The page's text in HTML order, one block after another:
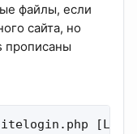
файлы, если
сайта, но
прописаны
[L]